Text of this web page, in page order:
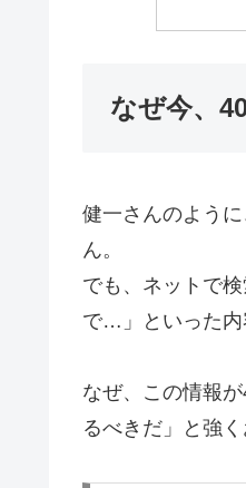
なぜ今、
健一さんのよう
ん。
でも、ネットで
で…」といった内
なぜ、この情報
るべきだ」と強